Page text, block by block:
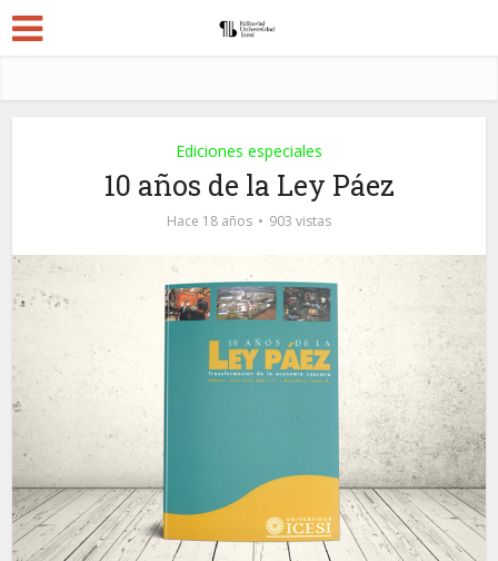
Ediciones especiales
10 años de la Ley Páez
Hace 18 años 903 vistas